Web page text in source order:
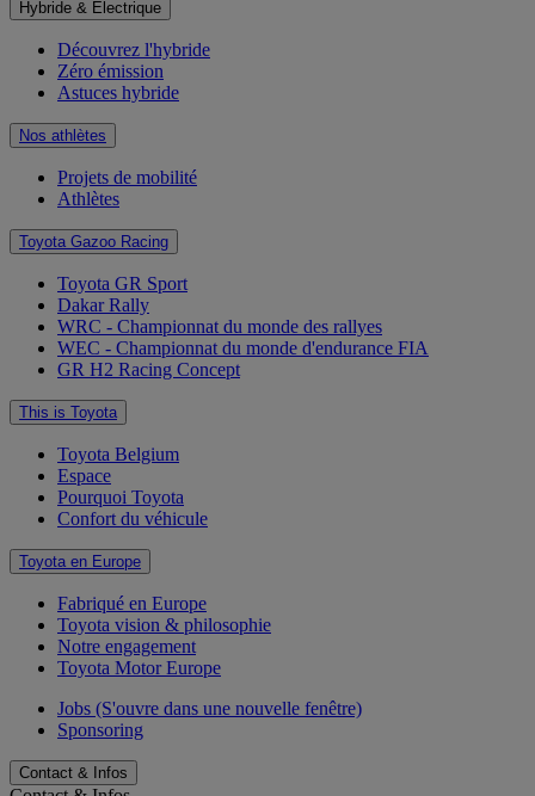
Hybride & Électrique
Découvrez l'hybride
Zéro émission
Astuces hybride
Nos athlètes
Projets de mobilité
Athlètes
Toyota Gazoo Racing
Toyota GR Sport
Dakar Rally
WRC - Championnat du monde des rallyes
WEC - Championnat du monde d'endurance FIA
GR H2 Racing Concept
This is Toyota
Toyota Belgium
Espace
Pourquoi Toyota
Confort du véhicule
Toyota en Europe
Fabriqué en Europe
Toyota vision & philosophie
Notre engagement
Toyota Motor Europe
Jobs (S'ouvre dans une nouvelle fenêtre)
Sponsoring
Contact & Infos